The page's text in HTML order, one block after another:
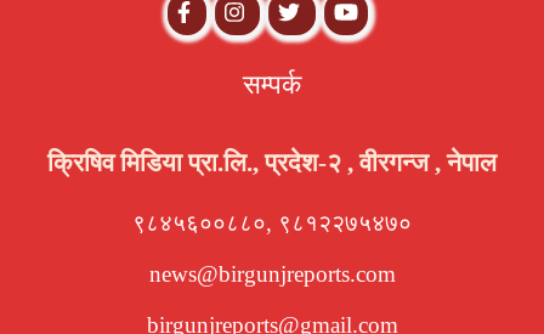
सम्पर्क
क्रिषिव मिडिया प्रा.लि., प्रदेश-२ , वीरगन्ज , नेपाल
९८४५६००८८०, ९८१२२७५४७०
news@birgunjreports.com
birgunjreports@gmail.com